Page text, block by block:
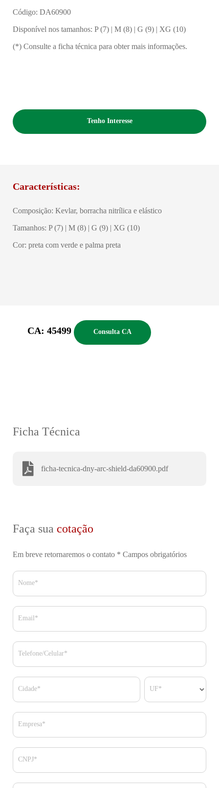
Código: DA60900
Disponível nos tamanhos: P (7) | M (8) | G (9) | XG (10)
(*) Consulte a ficha técnica para obter mais informações.
Tenho Interesse
Características:
Composição: Kevlar, borracha nitrílica e elástico
Tamanhos: P (7) | M (8) | G (9) | XG (10)
Cor: preta com verde e palma preta
CA: 45499 Consulta CA
Ficha Técnica
ficha-tecnica-dny-arc-shield-da60900.pdf
Faça sua cotação
Em breve retornaremos o contato * Campos obrigatórios
Nome*
Email*
Telefone/Celular*
Cidade* UF*
Empresa*
CNPJ*